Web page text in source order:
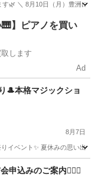
す🌿 ＼ 8月10日（月）豊洲
バンク
🎹】ピアノを買い
します
Ad
🎩本格マジックショ
8月7日
イベント✨ 夏休みの思い出
申込みのご案内🙋🏻‍♀️